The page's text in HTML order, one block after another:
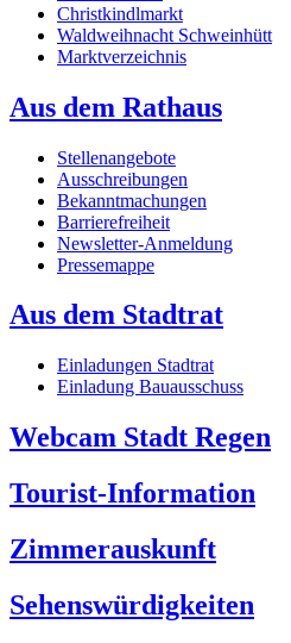
Christkindlmarkt
Waldweihnacht Schweinhütt
Marktverzeichnis
Aus dem Rathaus
Stellenangebote
Ausschreibungen
Bekanntmachungen
Barrierefreiheit
Newsletter-Anmeldung
Pressemappe
Aus dem Stadtrat
Einladungen Stadtrat
Einladung Bauausschuss
Webcam Stadt Regen
Tourist-Information
Zimmerauskunft
Sehenswürdigkeiten